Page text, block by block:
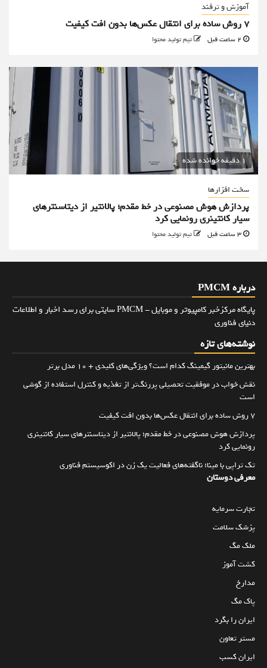
آموزش و ترفند
۷ روش ساده برای انتقال عکس‌ها بدون افت کیفیت
تیم تولید محتوا
1 دقیقه خوانده شده
سخت افزارها
پردازش هوش مصنوعی در خط مقدم؛ پالانتیر از دیتاسنترهای
سیار کانتینری رونمایی کرد
تیم تولید محتوا
درباره PMCM
پایگاه مرکزخبر کامپیوتر و موبایل - PMCM سایتی برای رسد اخبار و اطلاعات
دنیای فناوری
نوشته‌های تازه
بهترین مانیتور گیمینگ کدام است؟ ویژگی‌های کلیدی + 10 مدل برتر
نقش خواب در موفقیت تحصیلی پررنگ‌تر از تغذیه و کنترل استفاده از گوشی
است
۷ روش ساده برای انتقال عکس‌ها بدون افت کیفیت
پردازش هوش مصنوعی در خط مقدم؛ پالانتیر از دیتاسنترهای سیار کانتینری
رونمایی کرد
تک تراپی با مینا؛ ناگفته‌های فعالیت یک زن در اکوسیستم فناوری
معرفی دوستان
تجارت سرمایه
پزشک سلامت
ملک مگ
کشت آموز
مدارخ
پاک مگ
ایران را بگرد
مستر تعاون
ایران کسب